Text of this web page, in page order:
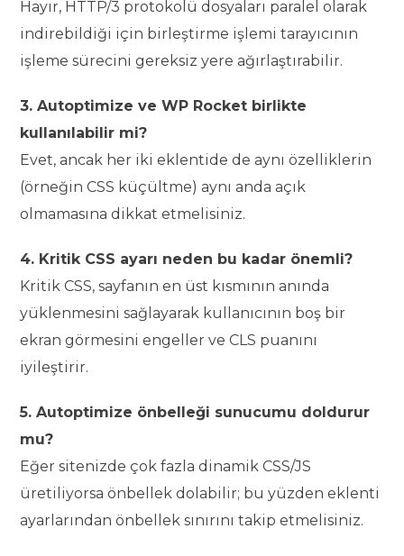
Hayır, HTTP/3 protokolü dosyaları paralel olarak
indirebildiği için birleştirme işlemi tarayıcının
işleme sürecini gereksiz yere ağırlaştırabilir.
3. Autoptimize ve WP Rocket birlikte
kullanılabilir mi?
Evet, ancak her iki eklentide de aynı özelliklerin
(örneğin CSS küçültme) aynı anda açık
olmamasına dikkat etmelisiniz.
4. Kritik CSS ayarı neden bu kadar önemli?
Kritik CSS, sayfanın en üst kısmının anında
yüklenmesini sağlayarak kullanıcının boş bir
ekran görmesini engeller ve CLS puanını
iyileştirir.
5. Autoptimize önbelleği sunucumu doldurur
mu?
Eğer sitenizde çok fazla dinamik CSS/JS
üretiliyorsa önbellek dolabilir; bu yüzden eklenti
ayarlarından önbellek sınırını takip etmelisiniz.